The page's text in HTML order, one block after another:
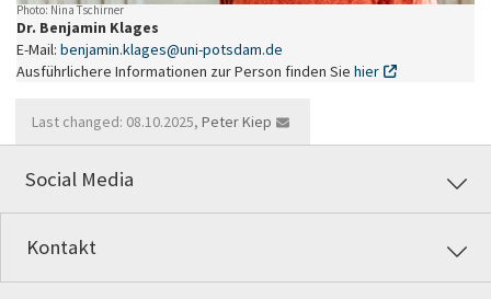
Photo: Nina Tschirner
Dr. Benjamin Klages
E-Mail: benjamin.klages@uni-potsdam.de
Ausführlichere Informationen zur Person finden Sie hier
Last changed: 08.10.2025, Peter Kiep
Social Media
Kontakt